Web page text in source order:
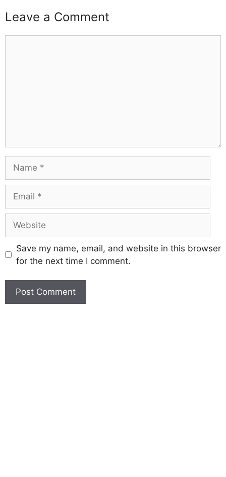
Leave a Comment
Save my name, email, and website in this browser
for the next time I comment.